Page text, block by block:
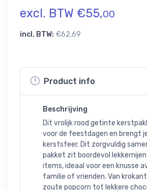
excl. BTW €55,00
incl. BTW: €62,69
Product info
Beschrijving
Dit vrolijk rood getinte
voor de feestdagen en brengt
kerstsfeer. Dit zorgvuldig
pakket zit boordevol
items, ideaal voor een knusse
familie of vrienden. Van
zoute popcorn tot lekkere